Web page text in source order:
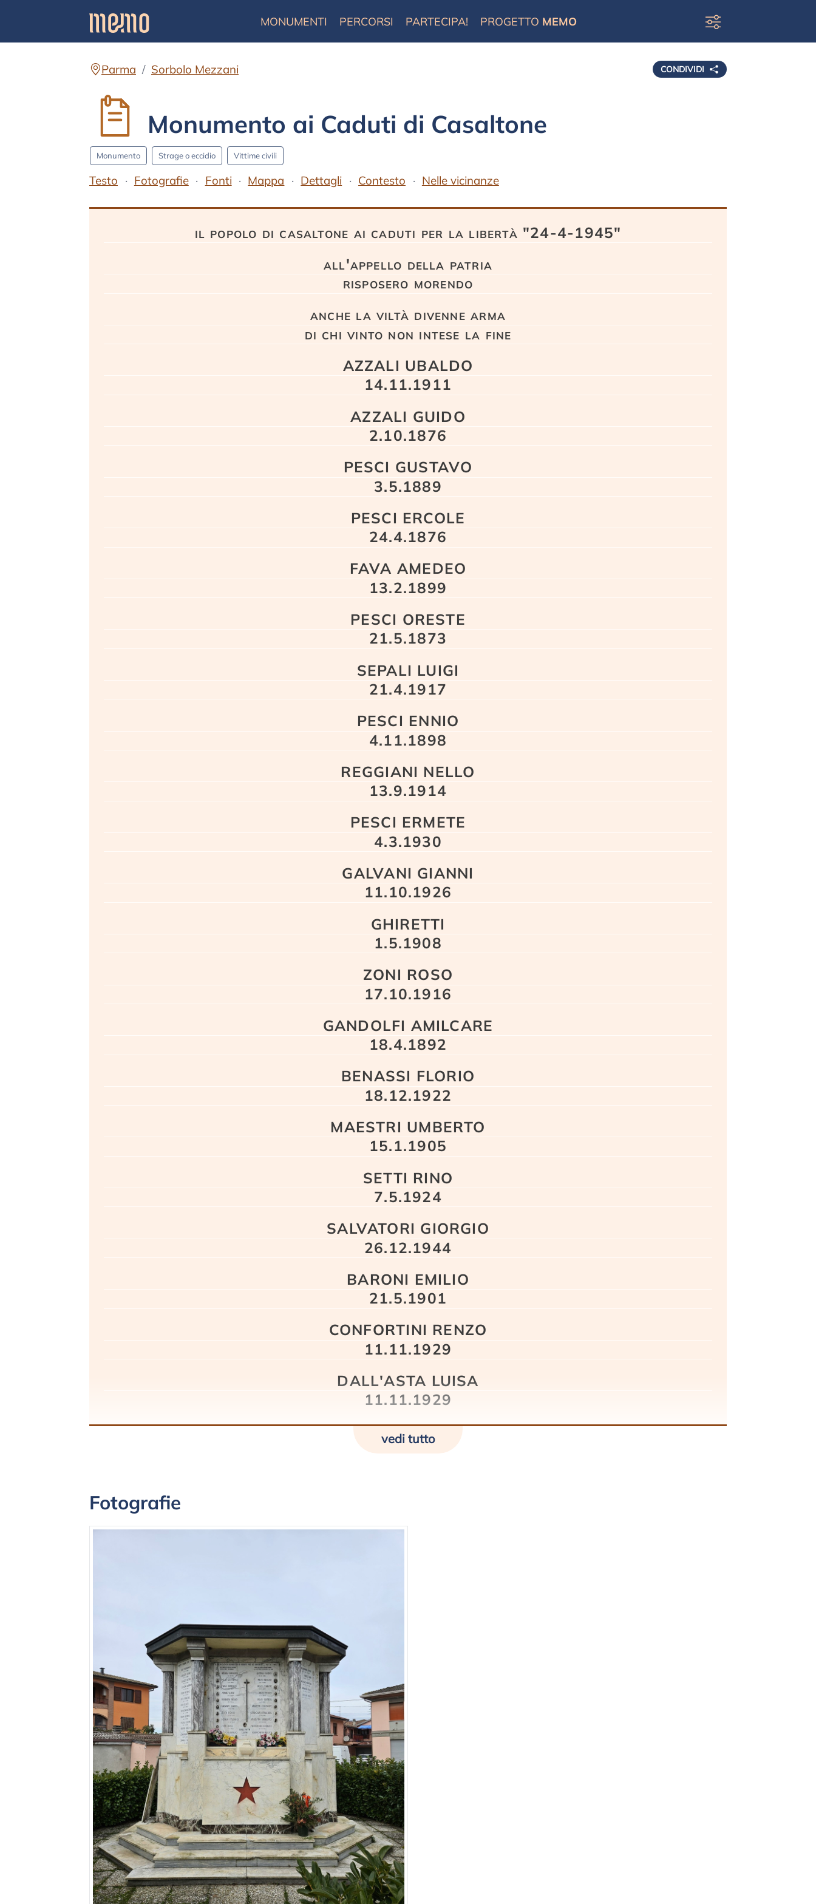
MONUMENTI PERCORSI PARTECIPA! PROGETTO MEMO
CONDIVIDI
Parma Sorbolo Mezzani
Monumento ai Caduti di Casaltone
Monumento Strage o eccidio Vittime civili
Testo Fotografie Fonti Mappa Dettagli Contesto Nelle vicinanze
il popolo di casaltone ai caduti per la libertà "24-4-1945"
all'appello della patria
risposero morendo
anche la viltà divenne arma
di chi vinto non intese la fine
AZZALI UBALDO
14.11.1911
AZZALI GUIDO
2.10.1876
PESCI GUSTAVO
3.5.1889
PESCI ERCOLE
24.4.1876
FAVA AMEDEO
13.2.1899
PESCI ORESTE
21.5.1873
SEPALI LUIGI
21.4.1917
PESCI ENNIO
4.11.1898
REGGIANI NELLO
13.9.1914
PESCI ERMETE
4.3.1930
GALVANI GIANNI
11.10.1926
GHIRETTI
1.5.1908
ZONI ROSO
17.10.1916
GANDOLFI AMILCARE
18.4.1892
BENASSI FLORIO
18.12.1922
MAESTRI UMBERTO
15.1.1905
SETTI RINO
7.5.1924
SALVATORI GIORGIO
26.12.1944
BARONI EMILIO
21.5.1901
CONFORTINI RENZO
11.11.1929
DALL'ASTA LUISA
11.11.1929
vedi tutto
Fotografie